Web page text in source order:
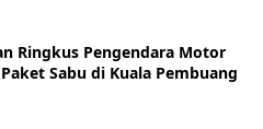
Ringkus Pengendara Motor
Sabu di Kuala Pembuang